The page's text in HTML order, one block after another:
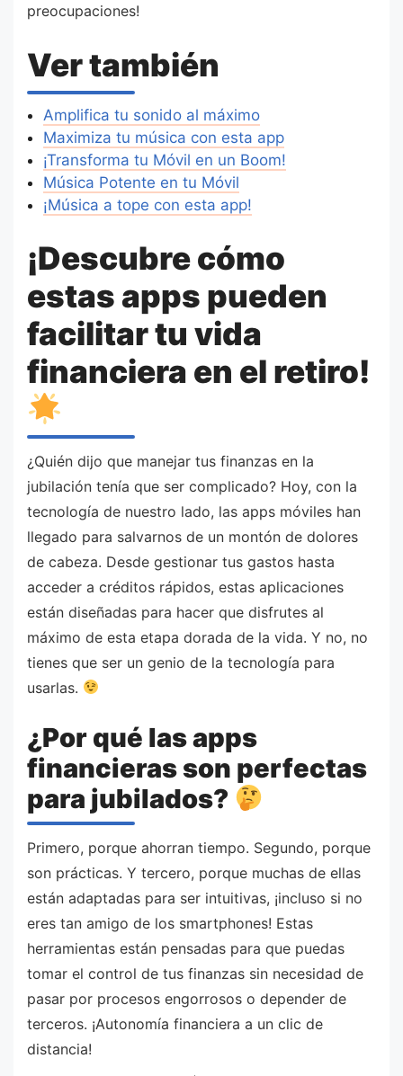
preocupaciones!
Ver también
Amplifica tu sonido al máximo
Maximiza tu música con esta app
¡Transforma tu Móvil en un Boom!
Música Potente en tu Móvil
¡Música a tope con esta app!
¡Descubre cómo
estas apps pueden
facilitar tu vida
financiera en el retiro!
¿Quién dijo que manejar tus finanzas en la
jubilación tenía que ser complicado? Hoy, con la
tecnología de nuestro lado, las apps móviles han
llegado para salvarnos de un montón de dolores
de cabeza. Desde gestionar tus gastos hasta
acceder a créditos rápidos, estas aplicaciones
están diseñadas para hacer que disfrutes al
máximo de esta etapa dorada de la vida. Y no, no
tienes que ser un genio de la tecnología para
usarlas.
¿Por qué las apps
financieras son perfectas
para jubilados?
Primero, porque ahorran tiempo. Segundo, porque
son prácticas. Y tercero, porque muchas de ellas
están adaptadas para ser intuitivas, ¡incluso si no
eres tan amigo de los smartphones! Estas
herramientas están pensadas para que puedas
tomar el control de tus finanzas sin necesidad de
pasar por procesos engorrosos o depender de
terceros. ¡Autonomía financiera a un clic de
distancia!